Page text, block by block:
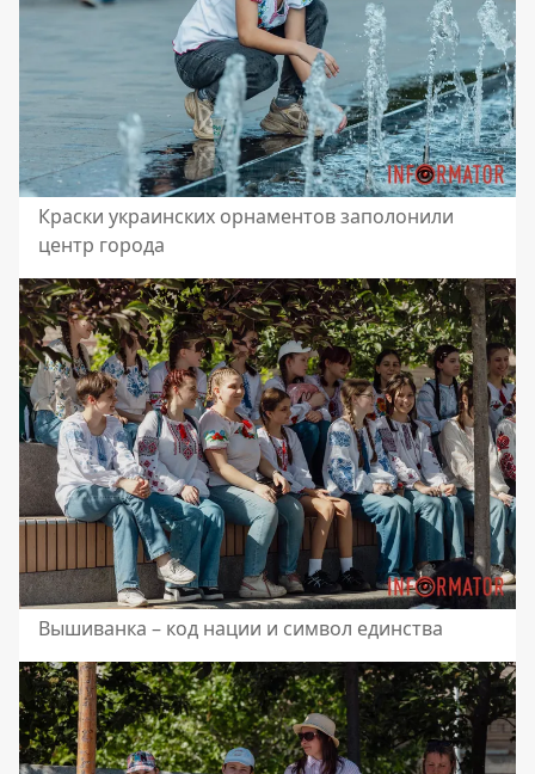
Краски украинских орнаментов заполонили
центр города
Вышиванка – код нации и символ единства